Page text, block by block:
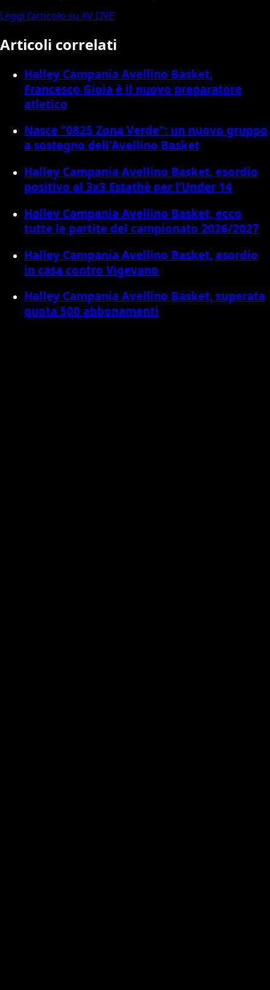
Leggi l’articolo su AV LIVE
Articoli correlati
Halley Campania Avellino Basket,
Francesco Gioia è il nuovo preparatore
atletico
Nasce "0825 Zona Verde": un nuovo gruppo
a sostegno dell'Avellino Basket
Halley Campania Avellino Basket, esordio
positivo al 3x3 Estathè per l’Under 14
Halley Campania Avellino Basket, ecco
tutte le partite del campionato 2026/2027
Halley Campania Avellino Basket, esordio
in casa contro Vigevano
Halley Campania Avellino Basket, superata
quota 500 abbonamenti